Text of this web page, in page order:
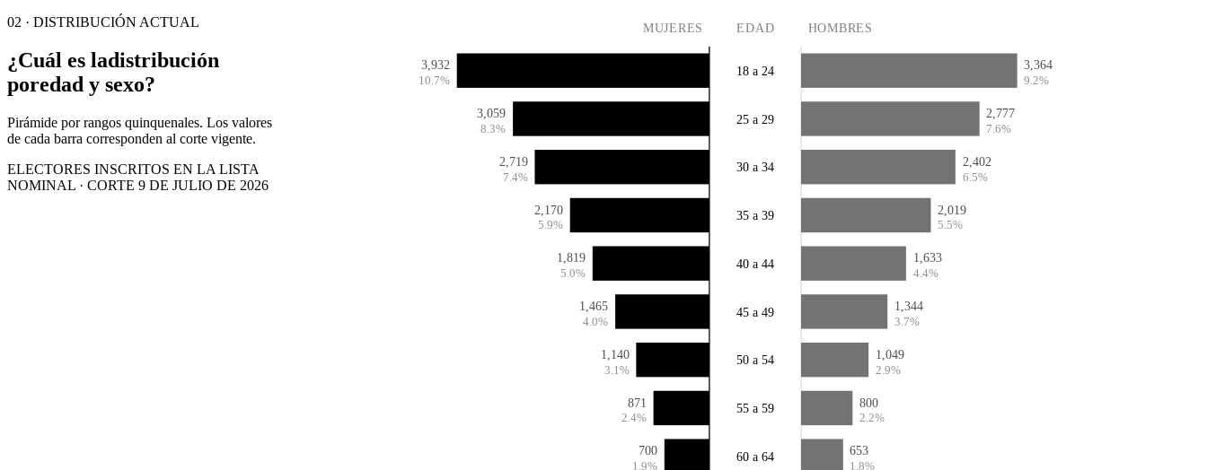
02 · DISTRIBUCIÓN ACTUAL
¿Cuál es ladistribución
poredad y sexo?
Pirámide por rangos quinquenales. Los valores
de cada barra corresponden al corte vigente.
ELECTORES INSCRITOS EN LA LISTA
NOMINAL · CORTE 9 DE JULIO DE 2026
MUJERES EDAD HOMBRES
3,932
10.7%
3,364
9.2%
18 a 24
3,059
8.3%
2,777
7.6%
25 a 29
2,719
7.4%
2,402
6.5%
30 a 34
2,170
5.9%
2,019
5.5%
35 a 39
1,819
5.0%
1,633
4.4%
40 a 44
1,465
4.0%
1,344
3.7%
45 a 49
1,140
3.1%
1,049
2.9%
50 a 54
871
2.4%
800
2.2%
55 a 59
700
1.9%
653
1.8%
60 a 64